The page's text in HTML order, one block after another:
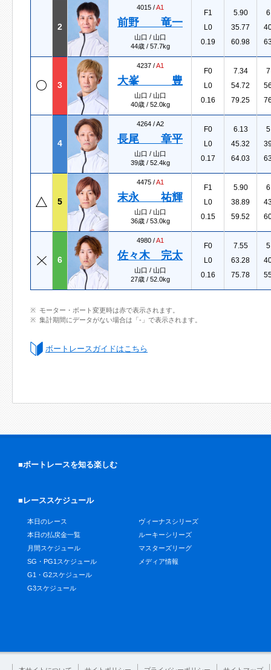
2
4015 /A1
前野 竜一
山口 / 山口
44歳 / 57.7kg
F1
L0
0.19
5.90
35.77
60.98
3
4237 /A1
大峯 豊
山口 / 山口
40歳 / 52.0kg
F0
L0
0.16
7.34
54.72
79.25
4
4264 /A2
長尾 章平
山口 / 山口
39歳 / 52.4kg
F0
L0
0.17
6.13
45.32
64.03
5
4475 /A1
末永 祐輝
山口 / 山口
36歳 / 53.0kg
F1
L0
0.15
5.90
38.89
59.52
6
4980 /A1
佐々木 完太
山口 / 山口
27歳 / 52.0kg
F0
L0
0.16
7.55
63.28
75.78
モーター・ボート変更時は赤で表示されます。
集計期間にデータがない場合は「-」で表示されます。
ボートレースガイドはこちら
■ボートレースを知る楽しむ
■レーススケジュール
本日のレース
本日の払戻金一覧
月間スケジュール
SG・PG1スケジュール
G1・G2スケジュール
G3スケジュール
ヴィーナスシリーズ
ルーキーシリーズ
マスターズリーグ
メディア情報